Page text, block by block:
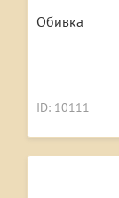
Обивка
ID: 10111